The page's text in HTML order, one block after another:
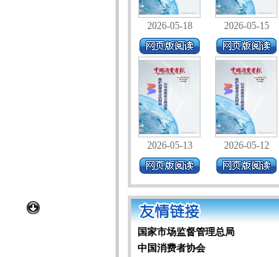
2026-05-18 2026-05-15
2026-05-13 2026-05-12
国家市场监督管理总局
中国消费者协会